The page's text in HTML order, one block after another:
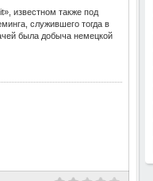
известном также под
служившего тогда в
была добыча немецкой